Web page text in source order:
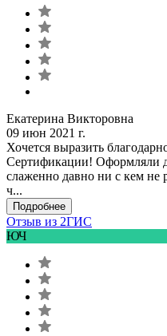
Екатерина Викторовна
09 июн 2021 г.
Хочется выразить
Сертификации! Оформляли
слаженно давно ни с кем не
ч...
Подробнее
Отзыв из 2ГИС
ЮЧ